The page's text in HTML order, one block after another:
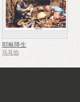
耶稣降生
马耳他